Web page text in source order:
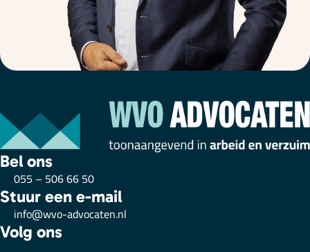
Bel ons
055 – 506 66 50
Stuur een e-mail
info@wvo-advocaten.nl
Volg ons